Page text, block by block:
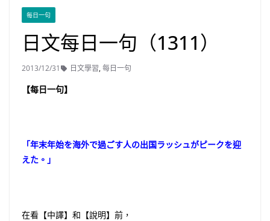
每日一句
日文每日一句（1311）
2013/12/31 日文學習,每日一句
【每日一句】
「年末年始を海外で過ごす人の出国ラッシュがピークを迎
えた。」
在看【中譯】和【說明】前，